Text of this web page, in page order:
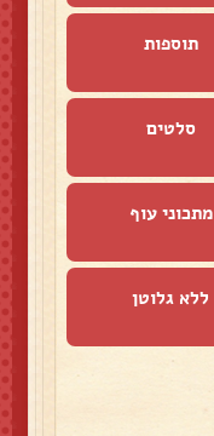
תוספות
סלטים
מתכוני עוף
ללא גלוטן